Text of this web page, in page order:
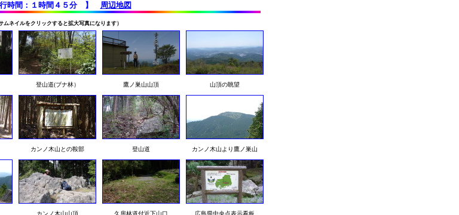
行時間：１時間４５分 】 周辺地図
サムネイルをクリックすると拡大写真になります）
登山道(ブナ林） 鷹ノ巣山山頂 山頂の眺望
カンノ木山との鞍部 登山道 カンノ木山より鷹ノ巣山
カンノ木山山頂 久房林道付近下山口 広島県中央点表示看板